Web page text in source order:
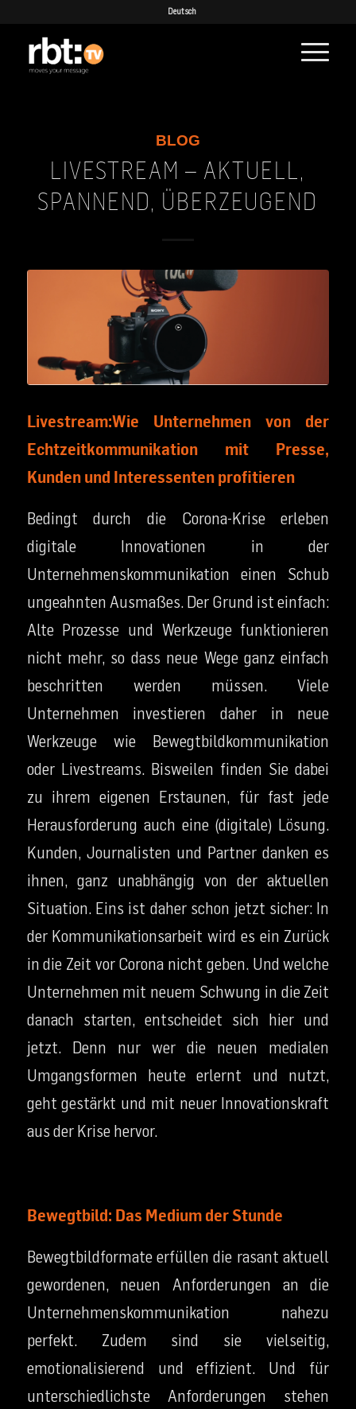
Deutsch
BLOG
LIVESTREAM – AKTUELL,
SPANNEND, ÜBERZEUGEND
Livestream:Wie Unternehmen von der
Echtzeitkommunikation mit Presse,
Kunden und Interessenten profitieren
Bedingt durch die Corona-Krise erleben
digitale Innovationen in der
Unternehmenskommunikation einen Schub
ungeahnten Ausmaßes. Der Grund ist einfach:
Alte Prozesse und Werkzeuge funktionieren
nicht mehr, so dass neue Wege ganz einfach
beschritten werden müssen. Viele
Unternehmen investieren daher in neue
Werkzeuge wie Bewegtbildkommunikation
oder Livestreams. Bisweilen finden Sie dabei
zu ihrem eigenen Erstaunen, für fast jede
Herausforderung auch eine (digitale) Lösung.
Kunden, Journalisten und Partner danken es
ihnen, ganz unabhängig von der aktuellen
Situation. Eins ist daher schon jetzt sicher: In
der Kommunikationsarbeit wird es ein Zurück
in die Zeit vor Corona nicht geben. Und welche
Unternehmen mit neuem Schwung in die Zeit
danach starten, entscheidet sich hier und
jetzt. Denn nur wer die neuen medialen
Umgangsformen heute erlernt und nutzt,
geht gestärkt und mit neuer Innovationskraft
aus der Krise hervor.
Bewegtbild: Das Medium der Stunde
Bewegtbildformate erfüllen die rasant aktuell
gewordenen, neuen Anforderungen an die
Unternehmenskommunikation nahezu
perfekt. Zudem sind sie vielseitig,
emotionalisierend und effizient. Und für
unterschiedlichste Anforderungen stehen